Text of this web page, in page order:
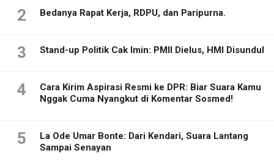
2 Bedanya Rapat Kerja, RDPU, dan Paripurna.
3 Stand-up Politik Cak Imin: PMII Dielus, HMI Disundul
4
Cara Kirim Aspirasi Resmi ke DPR: Biar Suara Kamu
Nggak Cuma Nyangkut di Komentar Sosmed!
5
La Ode Umar Bonte: Dari Kendari, Suara Lantang
Sampai Senayan